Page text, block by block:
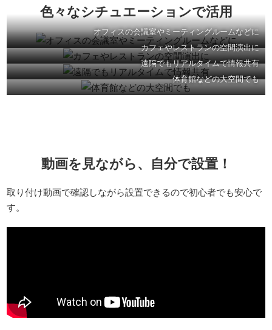
色々なシチュエーションで活用
オフィスの会議室やミーティングルームなどに
カフェやレストランの空間演出に
遠隔でもリアルタイムで情報共有
体育館などの大空間でも
動画を見ながら、自分で設置！
取り付け動画で確認しながら設置できるので初心者でも安心で
す。